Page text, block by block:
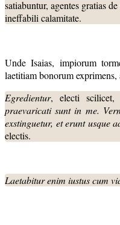
satiabuntur, agentes gratias
ineffabili calamitate.
Unde Isaias, impiorum
laetitiam bonorum exprimens,
Egredientur, electi scilicet,
praevaricati sunt in me.
exstinguetur, et erunt usque
electis.
Laetabitur enim iustus cum